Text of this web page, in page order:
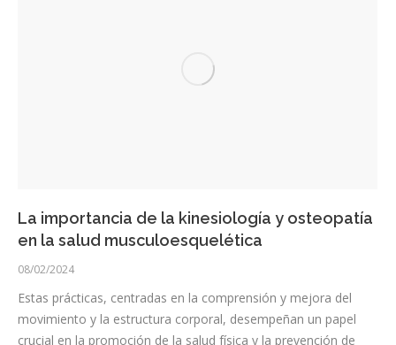
La importancia de la kinesiología y osteopatía
en la salud musculoesquelética
08/02/2024
Estas prácticas, centradas en la comprensión y mejora del
movimiento y la estructura corporal, desempeñan un papel
crucial en la promoción de la salud física y la prevención de